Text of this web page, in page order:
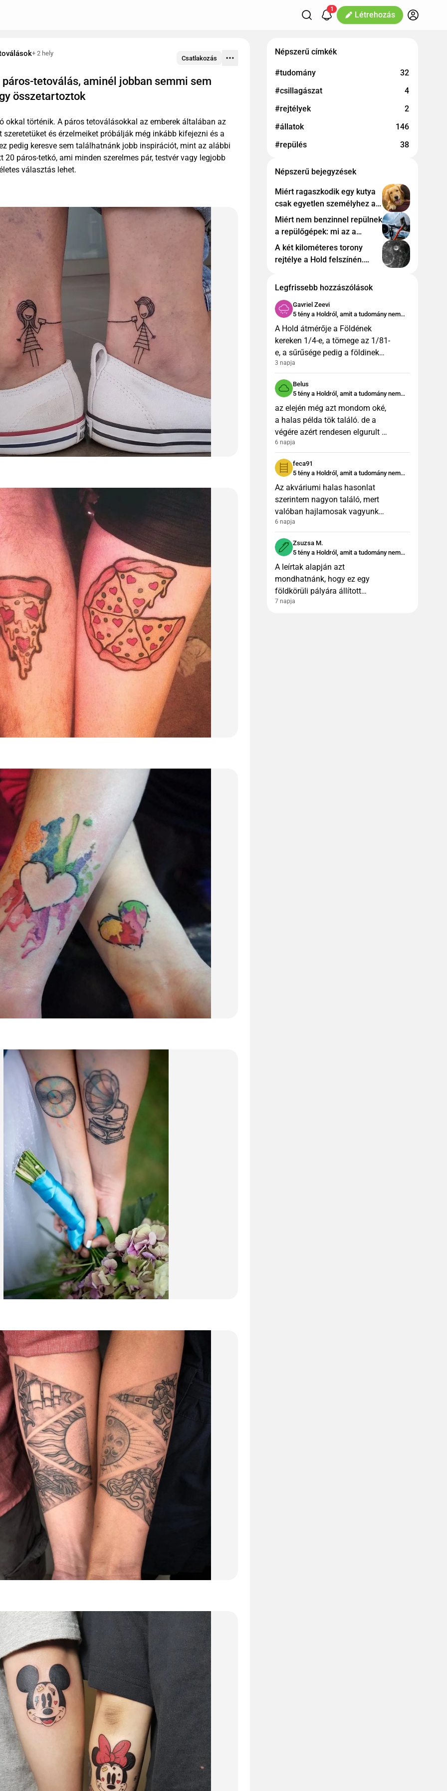
1
Létrehozás
+ 2 hely
Csatlakozás
tetoválás, aminél jobban semmi sem
összetartoztok
okkal történik. A páros tetoválásokkal az emberek általában az
szeretetüket és érzelmeiket próbálják még inkább kifejezni és a
pedig keresve sem találhatnánk jobb inspirációt, mint az alábbi
20 páros-tetkó, ami minden szerelmes pár, testvér vagy legjobb
választás lehet.
Népszerű címkék
#tudomány
32
#csillagászat
4
#rejtélyek
2
#állatok
146
#repülés
38
Népszerű bejegyzések
Miért ragaszkodik egy kutya
csak egyetlen személyhez a
családban?
Miért nem benzinnel repülnek
a repülőgépek: mi az a
kerozin pontosan, és miért
éppen ilyen
A két kilométeres torony
rejtélye a Hold felszínén.
Legfrissebb hozzászólások
Gavriel Zeevi
5 tény a Holdról, amit a tudomány nem
tud megmagyarázni
A Hold átmérője a Földének
kereken 1/4-e, a tömege az 1/81-
e, a sűrűsége pedig a földinek
több mint a fele. Mindez nem
nagyon vág össze a cikk
adataival. Ráadásul a
különleges keri
3 napja
Belus
5 tény a Holdról, amit a tudomány nem
tud megmagyarázni
az elején még azt mondom oké,
a halas példa tök találó. de a
végére azért rendesen elgurult az
a bizonyos gyógyszer... :D
milyen ektoparazita idegenek, ne
nézzetek már annyi sci-fi
6 napja
feca91
5 tény a Holdról, amit a tudomány nem
tud megmagyarázni
Az akváriumi halas hasonlat
szerintem nagyon találó, mert
valóban hajlamosak vagyunk
azt hinni, hogy amit a jelenlegi
tudásunkkal nem tudunk
elképzelni, az nem is létezhet.
Ugyanak
6 napja
Zsuzsa M.
5 tény a Holdról, amit a tudomány nem
tud megmagyarázni
A leírtak alapján azt
mondhatnánk, hogy ez egy
földkörüli pályára állított
mesterséges égitest, amit az
7 napja